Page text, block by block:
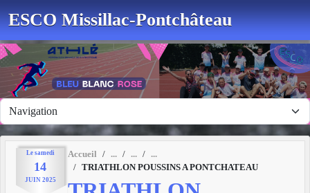
ESCO Missillac-Pontchâteau
Le samedi
14
JUIN 2025
Accueil
TRIATHLON POUSSINS A PONTCHATEAU